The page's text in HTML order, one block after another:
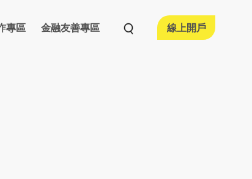
專區 金融友善專區 線上開戶